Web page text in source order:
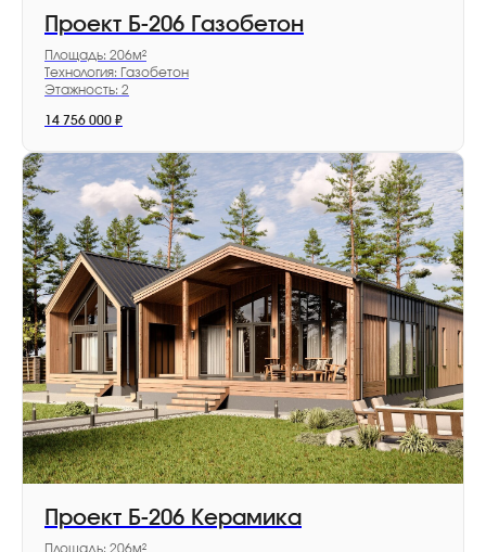
Проект Б-206 Газобетон
Площадь: 206м²
Технология: Газобетон
Этажность: 2
14 756 000 ₽
Проект Б-206 Керамика
Площадь: 206м²
+7 (495) 189-68-16
109 456, город Москва, Рязанский
пр-кт, д. 75 к. 4, помещ. 6н/8
info@good-zem.com
Земельные участки в коттеджных поселках
Московской области.
С 2015 года на рынке.
09:00 - 20:00, ежедневно